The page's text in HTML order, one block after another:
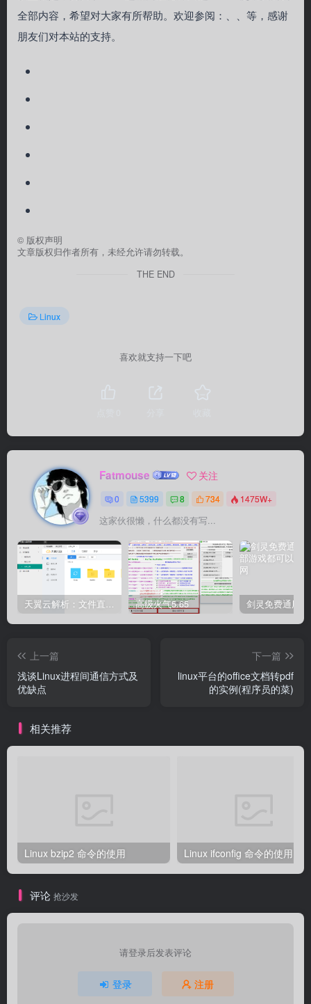
全部内容，希望对大家有所帮助。欢迎参阅：、、等，感谢
朋友们对本站的支持。
© 版权声明
文章版权归作者所有，未经允许请勿转载。
THE END
Linux
喜欢就支持一下吧
Fatmouse 关注
0 5399 8 734 1475W+
这家伙很懒，什么都没有写...
天翼云解析：文件直链获取源码 高级火气5.65
上一篇
浅谈Linux进程间通信方式及
优缺点
下一篇
linux平台的office文档转pdf
的实例(程序员的菜)
相关推荐
Linux bzip2 命令的使用 Linux ifconfig 命令的使用
评论 抢沙发
请登录后发表评论
登录 注册